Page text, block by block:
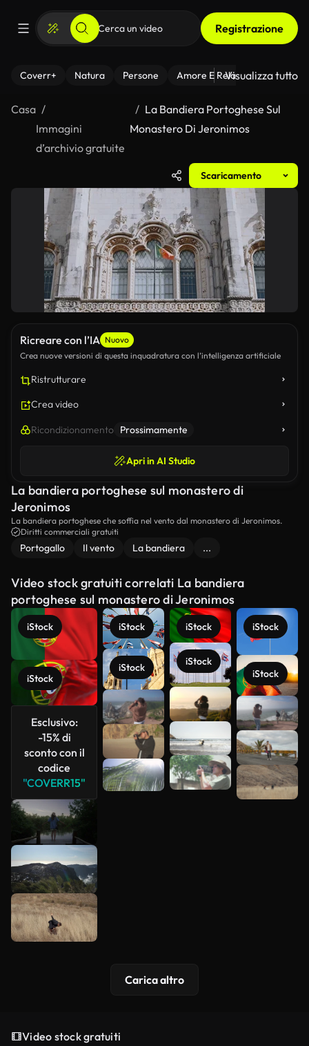
Registrazione
Coverr+ Natura Persone Amore E Relazioni Il
Visualizza tutto
Casa
Immagini
d’archivio gratuite
La Bandiera Portoghese Sul
Monastero Di Jeronimos
Scaricamento
Ricreare con l’IA Nuovo
Crea nuove versioni di questa inquadratura con l’intelligenza artificiale
Ristrutturare
Crea video
Ricondizionamento Prossimamente
Apri in AI Studio
La bandiera portoghese sul monastero di
Jeronimos
La bandiera portoghese che soffia nel vento dal monastero di Jeronimos.
Diritti commerciali gratuiti
Portogallo Il vento La bandiera ...
Video stock gratuiti correlati La bandiera
portoghese sul monastero di Jeronimos
iStock
iStock
Esclusivo:
-15% di
sconto con il
codice
"COVERR15"
iStock
iStock
iStock
iStock
iStock
iStock
Scopri di
più
Carica altro
Video stock gratuiti